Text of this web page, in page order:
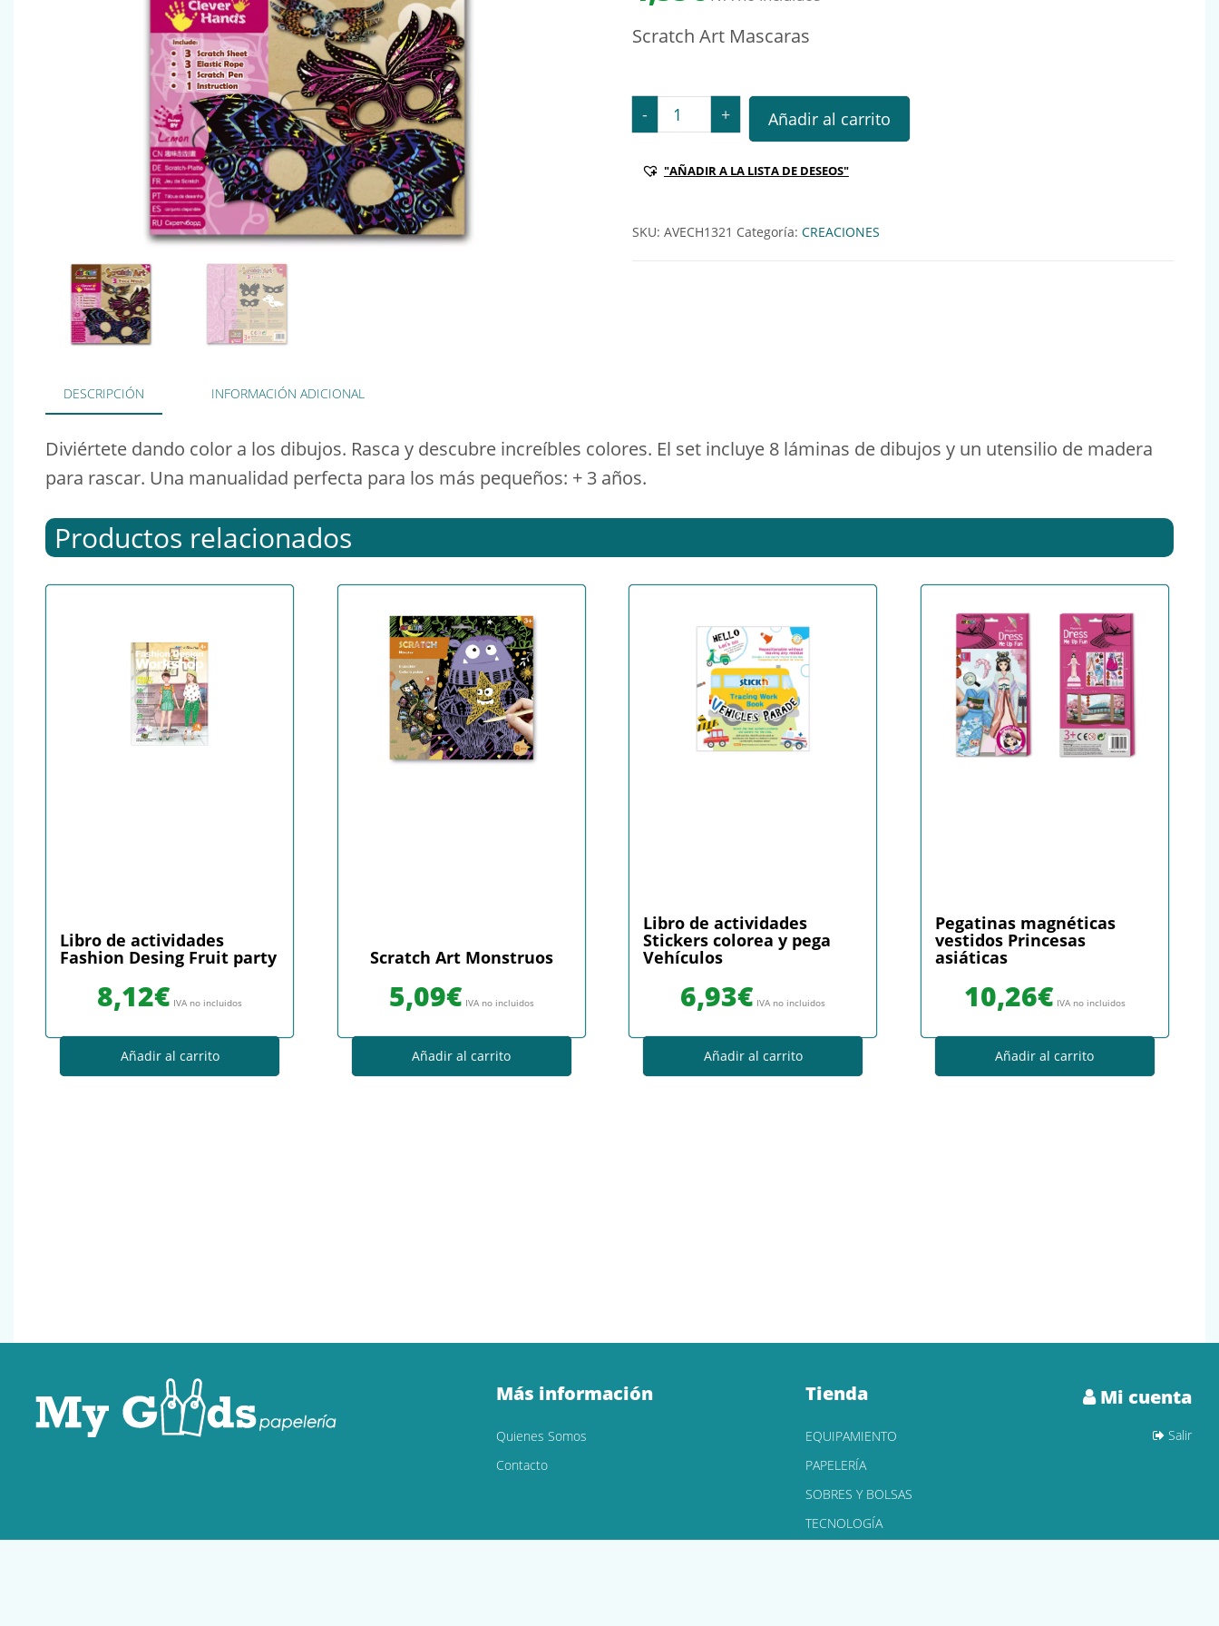
Scratch Art Mascaras
- Scratch Art Mascaras cantidad
+ Añadir al carrito
"AÑADIR A LA LISTA DE DESEOS"
SKU: AVECH1321 Categoría: CREACIONES
DESCRIPCIÓN INFORMACIÓN ADICIONAL
Diviértete dando color a los dibujos. Rasca y descubre increíbles colores. El set incluye 8 láminas de dibujos y un utensilio de madera
para rascar. Una manualidad perfecta para los más pequeños: + 3 años.
Productos relacionados
Libro de actividades
Fashion Desing Fruit party
8,12€ IVA no incluidos
Añadir al carrito
Scratch Art Monstruos
5,09€ IVA no incluidos
Añadir al carrito
Libro de actividades
Stickers colorea y pega
Vehículos
6,93€ IVA no incluidos
Añadir al carrito
Pegatinas magnéticas
vestidos Princesas
asiáticas
10,26€ IVA no incluidos
Añadir al carrito
Más información
Quienes Somos
Contacto
Tienda
EQUIPAMIENTO
PAPELERÍA
SOBRES Y BOLSAS
TECNOLOGÍA
Mi cuenta
Salir